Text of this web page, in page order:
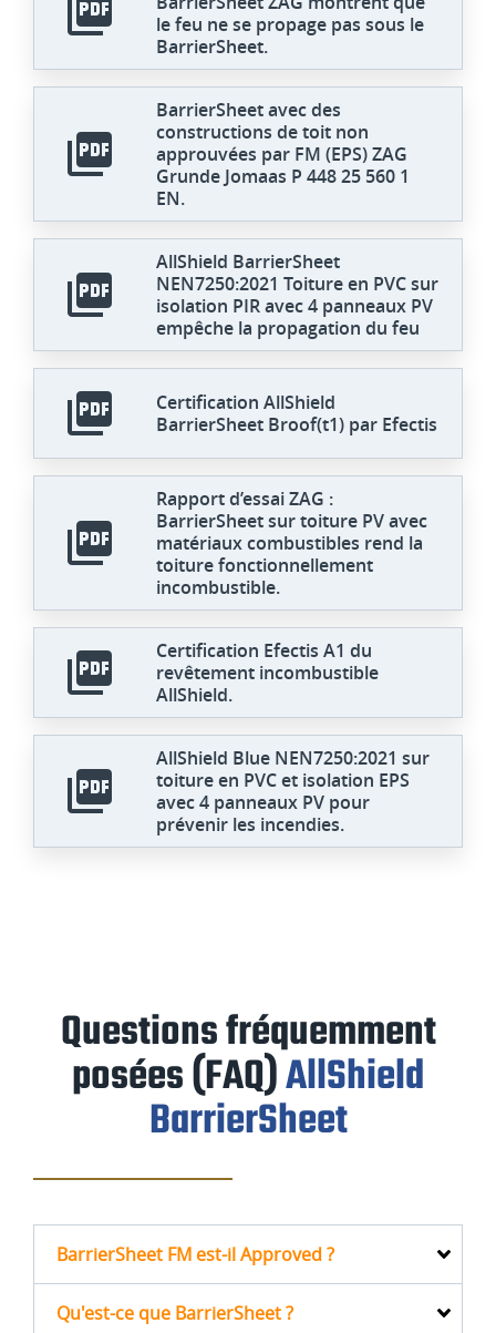
le feu ne se propage pas sous le
BarrierSheet.
BarrierSheet avec des
constructions de toit non
approuvées par FM (EPS) ZAG
Grunde Jomaas P 448 25 560 1
EN.
AllShield BarrierSheet
NEN7250:2021 Toiture en PVC sur
isolation PIR avec 4 panneaux PV
empêche la propagation du feu
Certification AllShield
BarrierSheet Broof(t1) par Efectis
Rapport d’essai ZAG :
BarrierSheet sur toiture PV avec
matériaux combustibles rend la
toiture fonctionnellement
incombustible.
Certification Efectis A1 du
revêtement incombustible
AllShield.
AllShield Blue NEN7250:2021 sur
toiture en PVC et isolation EPS
avec 4 panneaux PV pour
prévenir les incendies.
Questions fréquemment
posées (FAQ)AllShield
BarrierSheet
BarrierSheet FM est-il Approved ?
Qu'est-ce que BarrierSheet ?